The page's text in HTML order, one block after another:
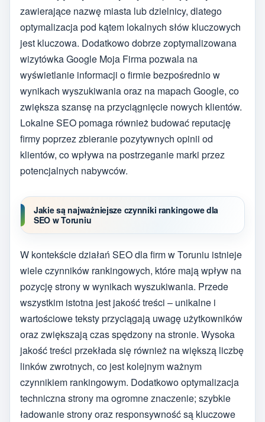
zawierające nazwę miasta lub dzielnicy, dlatego
optymalizacja pod kątem lokalnych słów kluczowych
jest kluczowa. Dodatkowo dobrze zoptymalizowana
wizytówka Google Moja Firma pozwala na
wyświetlanie informacji o firmie bezpośrednio w
wynikach wyszukiwania oraz na mapach Google, co
zwiększa szansę na przyciągnięcie nowych klientów.
Lokalne SEO pomaga również budować reputację
firmy poprzez zbieranie pozytywnych opinii od
klientów, co wpływa na postrzeganie marki przez
potencjalnych nabywców.
Jakie są najważniejsze czynniki rankingowe dla
SEO w Toruniu
W kontekście działań SEO dla firm w Toruniu istnieje
wiele czynników rankingowych, które mają wpływ na
pozycję strony w wynikach wyszukiwania. Przede
wszystkim istotna jest jakość treści – unikalne i
wartościowe teksty przyciągają uwagę użytkowników
oraz zwiększają czas spędzony na stronie. Wysoka
jakość treści przekłada się również na większą liczbę
linków zwrotnych, co jest kolejnym ważnym
czynnikiem rankingowym. Dodatkowo optymalizacja
techniczna strony ma ogromne znaczenie; szybkie
ładowanie strony oraz responsywność są kluczowe